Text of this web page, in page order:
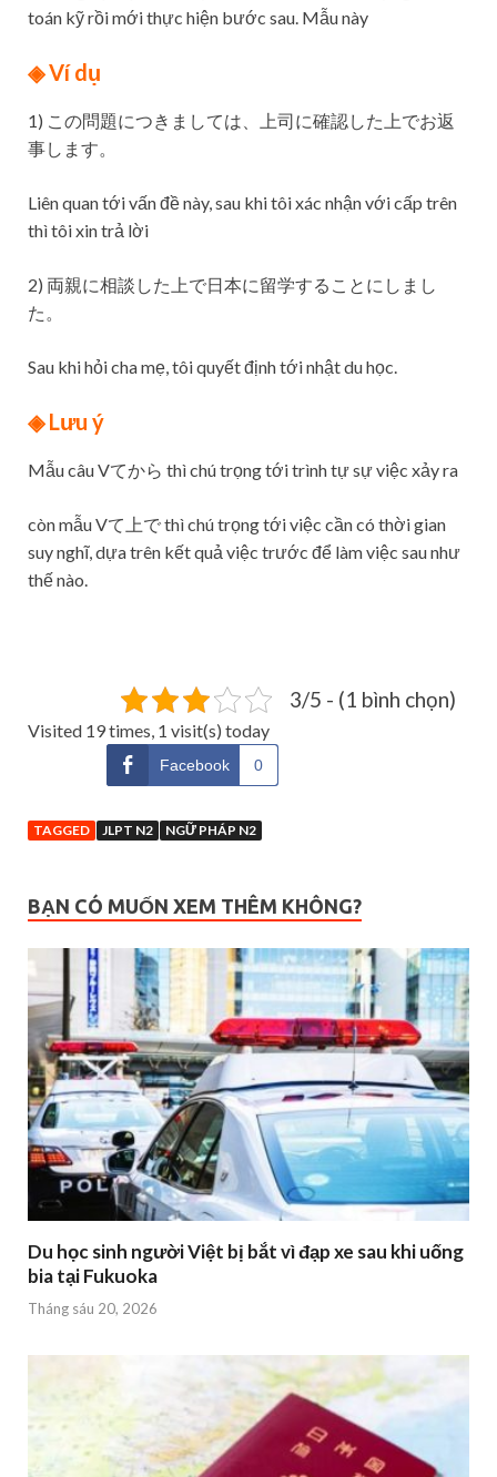
toán kỹ rồi mới thực hiện bước sau. Mẫu này
◈ Ví dụ
1) この問題につきましては、上司に確認した上でお返
事します。
Liên quan tới vấn đề này, sau khi tôi xác nhận với cấp trên
thì tôi xin trả lời
2) 両親に相談した上で日本に留学することにしまし
た。
Sau khi hỏi cha mẹ, tôi quyết định tới nhật du học.
◈ Lưu ý
Mẫu câu Vてから thì chú trọng tới trình tự sự việc xảy ra
còn mẫu Vて上で thì chú trọng tới việc cần có thời gian
suy nghĩ, dựa trên kết quả việc trước để làm việc sau như
thế nào.
3/5 - (1 bình chọn)
Visited 19 times, 1 visit(s) today
Facebook 0
TAGGED JLPT N2 NGỮ PHÁP N2
BẠN CÓ MUỐN XEM THÊM KHÔNG?
Du học sinh người Việt bị bắt vì đạp xe sau khi uống
bia tại Fukuoka
Tháng sáu 20, 2026